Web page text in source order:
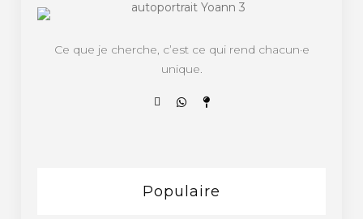
Ce que je cherche, c’est ce qui rend chacun·e
unique.
Populaire